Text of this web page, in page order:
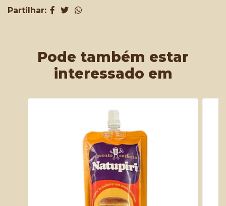
Partilhar:
Pode também estar
interessado em